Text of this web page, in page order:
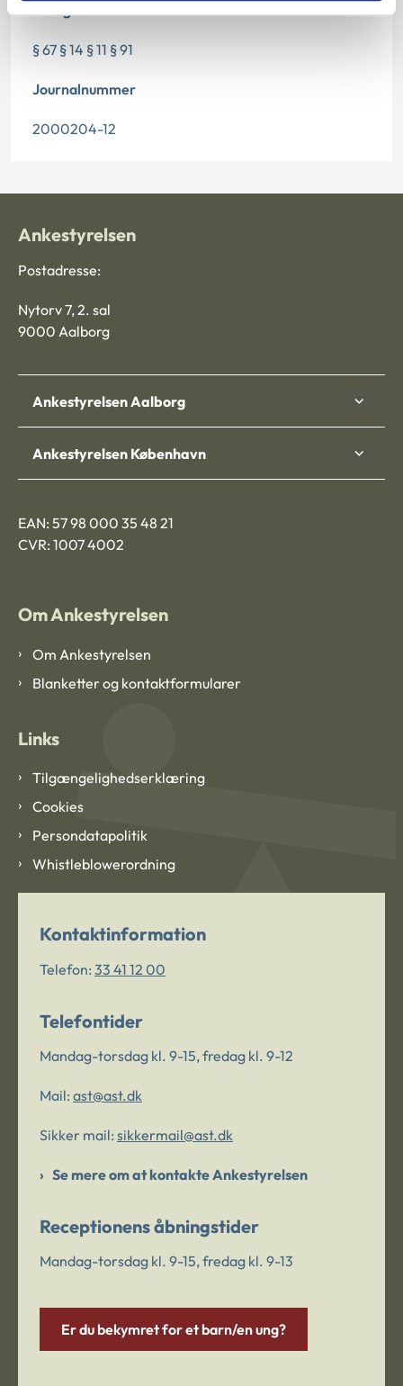
Paragraf
§ 67 § 14 § 11 § 91
Journalnummer
2000204-12
Ankestyrelsen
Postadresse:
Nytorv 7, 2. sal
9000 Aalborg
Ankestyrelsen Aalborg
Ankestyrelsen København
EAN: 57 98 000 35 48 21
CVR: 1007 4002
Om Ankestyrelsen
Om Ankestyrelsen
Blanketter og kontaktformularer
Links
Tilgængelighedserklæring
Cookies
Persondatapolitik
Whistleblowerordning
Kontaktinformation
Telefon: 33 41 12 00
Telefontider
Mandag-torsdag kl. 9-15, fredag kl. 9-12
Mail: ast@ast.dk
Sikker mail: sikkermail@ast.dk
Se mere om at kontakte Ankestyrelsen
Receptionens åbningstider
Mandag-torsdag kl. 9-15, fredag kl. 9-13
Er du bekymret for et barn/en ung?